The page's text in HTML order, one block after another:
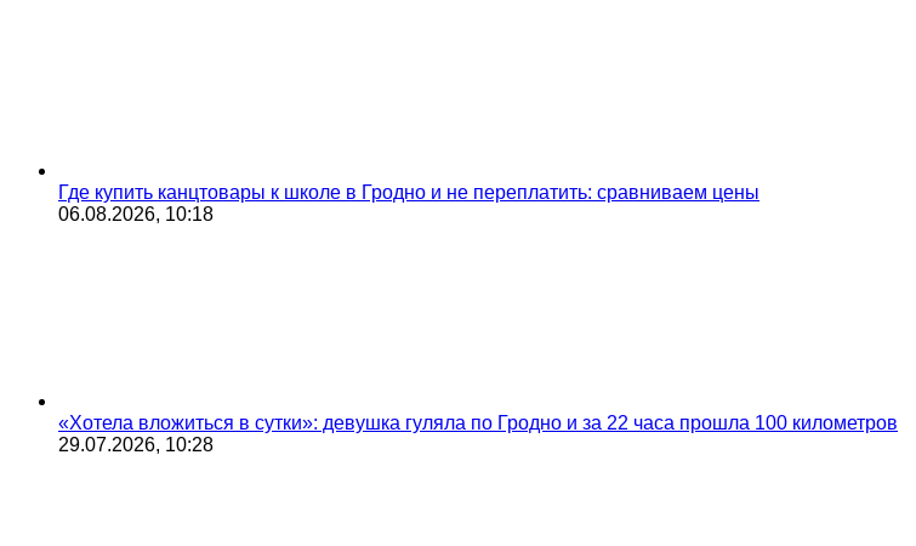
Где купить канцтовары к школе в Гродно и не переплатить: сравниваем цены
06.08.2026, 10:18
«Хотела вложиться в сутки»: девушка гуляла по Гродно и за 22 часа прошла 100 километров
29.07.2026, 10:28